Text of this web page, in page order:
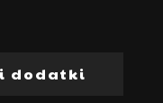
dodatki